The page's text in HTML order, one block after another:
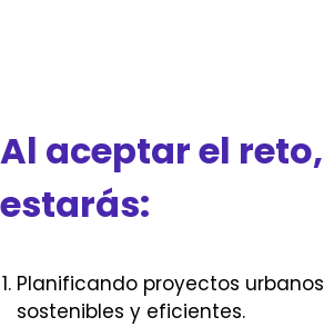
Al aceptar el reto,
estarás:
Planificando proyectos urbanos
sostenibles y eficientes.